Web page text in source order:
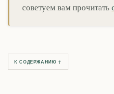
советуем вам прочитать
К СОДЕРЖАНИЮ ↑